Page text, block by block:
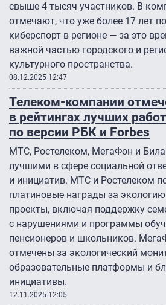
свыше 4 тысяч участников. В
отмечают, что уже более 17 лет
киберспорт в регионе — за это
важной частью городского и
культурного пространства.
08.12.2025 12:47
Телеком-компании
в рейтингах лучших
по версии РБК и Forbes
МТС, Ростелеком, МегаФон и
лучшими в сфере социальной
и инициатив. МТС и Ростелеком
платиновые награды за
проекты, включая поддержку
с нарушениями и программы
пенсионеров и школьников.
отмечены за экологический
образовательные платформы и
инициативы.
12.11.2025 12:05